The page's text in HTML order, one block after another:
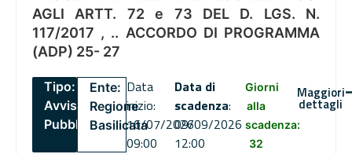
AGLI ARTT. 72 e 73 DEL D. LGS. N.
117/2017 , .. ACCORDO DI PROGRAMMA
(ADP) 25- 27
Tipo:
Avviso
Pubblico
Ente:
Regione
Basilicata
Data
inizio:
16/07/2026
09:00
Data di
scadenza:
09/09/2026
12:00
Giorni
alla
scadenza:
32
Maggiori
dettagli